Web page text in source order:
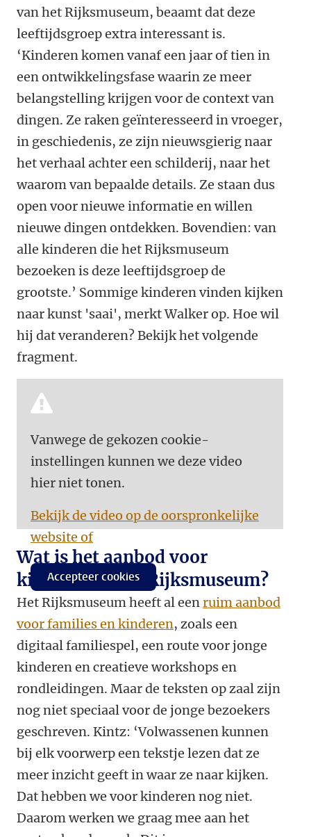
van het Rijksmuseum, beaamt dat deze
leeftijdsgroep extra interessant is.
‘Kinderen komen vanaf een jaar of tien in
een ontwikkelingsfase waarin ze meer
belangstelling krijgen voor de context van
dingen. Ze raken geïnteresseerd in vroeger,
in geschiedenis, ze zijn nieuwsgierig naar
het verhaal achter een schilderij, naar het
waarom van bepaalde details. Ze staan dus
open voor nieuwe informatie en willen
nieuwe dingen ontdekken. Bovendien: van
alle kinderen die het Rijksmuseum
bezoeken is deze leeftijdsgroep de
grootste.’ Sommige kinderen vinden kijken
naar kunst 'saai', merkt Walker op. Hoe wil
hij dat veranderen? Bekijk het volgende
fragment.
Vanwege de gekozen cookie-
instellingen kunnen we deze video
hier niet tonen.
Bekijk de video op de oorspronkelijke
website of
Accepteer cookies
Wat is het aanbod voor
kinderen in het Rijksmuseum?
Het Rijksmuseum heeft al eenruim aanbod
voor families en kinderen, zoals een
digitaal familiespel, een route voor jonge
kinderen en creatieve workshops en
rondleidingen. Maar de teksten op zaal zijn
nog niet speciaal voor de jonge bezoekers
geschreven. Kintz: ‘Volwassenen kunnen
bij elk voorwerp een tekstje lezen dat ze
meer inzicht geeft in waar ze naar kijken.
Dat hebben we voor kinderen nog niet.
Daarom werken we graagmee aan het